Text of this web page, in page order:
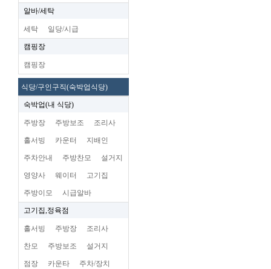
알바/세탁
세탁 일당/시급
캠핑장
캠핑장
식당/구인구직(숙박업식당)
숙박업(내 식당)
주방장 주방보조 조리사
홀서빙 카운터 지배인
주차안내 주방찬모 설거지
영양사 웨이터 고기집
주방이모 시급알바
고기집,정육점
홀서빙 주방장 조리사
찬모 주방보조 설거지
점장 카운타 주차/장치